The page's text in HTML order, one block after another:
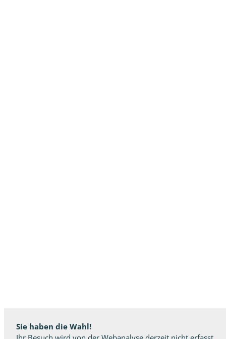
Sie haben die Wahl!